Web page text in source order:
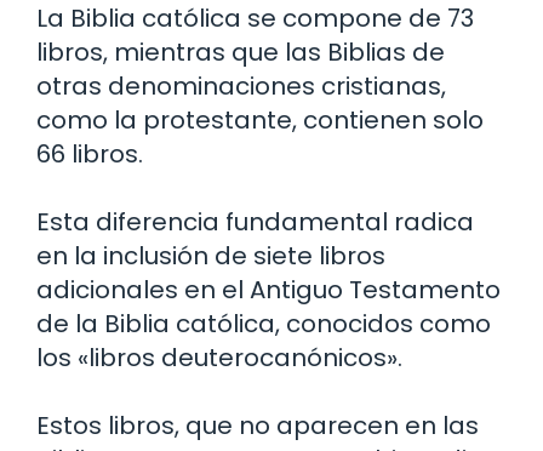
La Biblia católica se compone de 73
libros, mientras que las Biblias de
otras denominaciones cristianas,
como la protestante, contienen solo
66 libros.
Esta diferencia fundamental radica
en la inclusión de siete libros
adicionales en el Antiguo Testamento
de la Biblia católica, conocidos como
los «libros deuterocanónicos».
Estos libros, que no aparecen en las